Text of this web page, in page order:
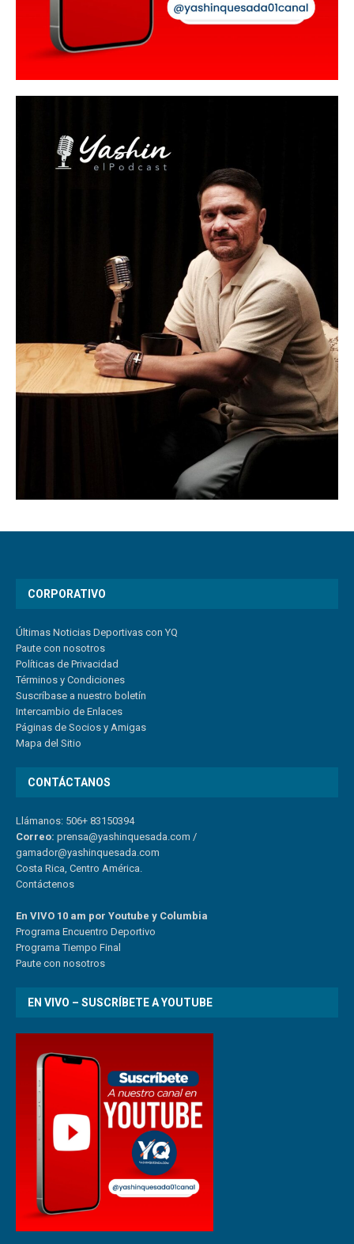
CORPORATIVO
Últimas Noticias Deportivas con YQ
Paute con nosotros
Políticas de Privacidad
Términos y Condiciones
Suscríbase a nuestro boletín
Intercambio de Enlaces
Páginas de Socios y Amigas
Mapa del Sitio
CONTÁCTANOS
Llámanos: 506+ 83150394
Correo: prensa@yashinquesada.com /
gamador@yashinquesada.com
Costa Rica, Centro América.
Contáctenos
En VIVO 10 am por Youtube y Columbia
Programa Encuentro Deportivo
Programa Tiempo Final
Paute con nosotros
EN VIVO – SUSCRÍBETE A YOUTUBE